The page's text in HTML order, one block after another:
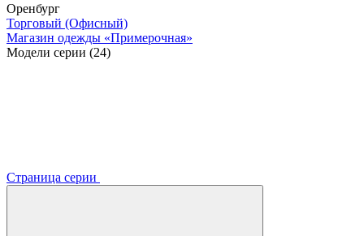
Оренбург
Торговый (Офисный)
Магазин одежды «Примерочная»
Модели серии (24)
Страница серии